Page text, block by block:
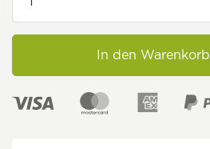
In den Warenkorb